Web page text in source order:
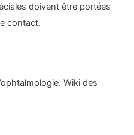
doivent être portées
contact.
Wiki des